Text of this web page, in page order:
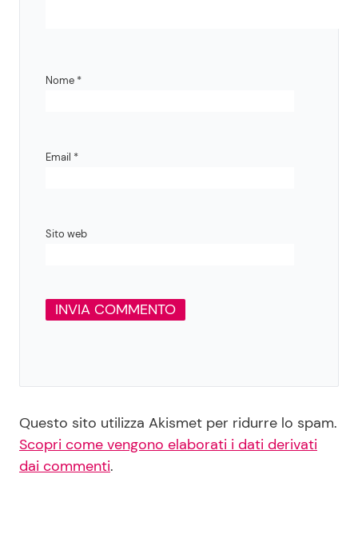
Nome *
Email *
Sito web
Questo sito utilizza Akismet per ridurre lo spam.
Scopri come vengono elaborati i dati derivati
dai commenti.